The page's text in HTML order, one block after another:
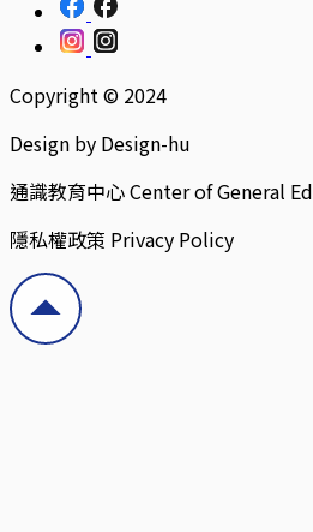
Copyright © 2024
Design by Design-hu
通識教育中心 Center of General
隱私權政策 Privacy Policy